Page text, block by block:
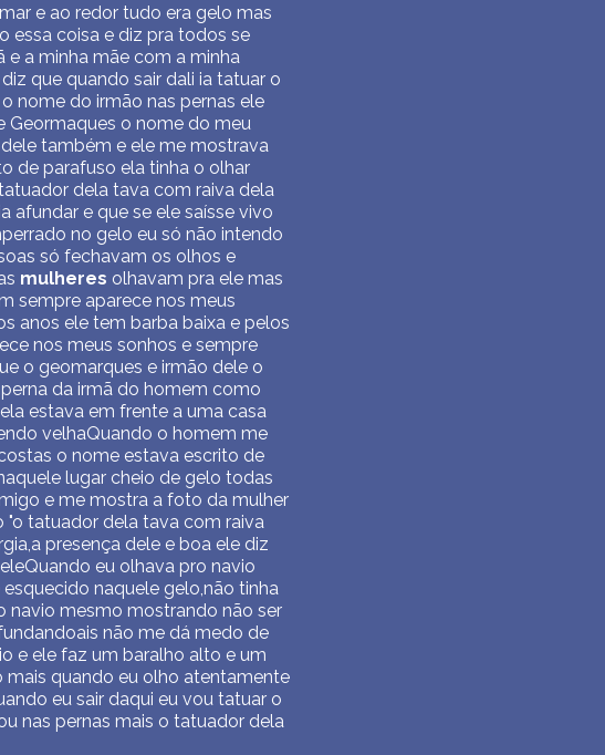
e ao redor tudo era gelo mas
essa coisa e diz pra todos se
e a minha mãe com a minha
que quando sair dali ia tatuar o
nome do irmão nas pernas ele
Geormaques o nome do meu
também e ele me mostrava
de parafuso ela tinha o olhar
dela tava com raiva dela
afundar e que se ele saísse vivo
no gelo eu só não intendo
só fechavam os olhos e
mulheres olhavam pra ele mas
sempre aparece nos meus
anos ele tem barba baixa e pelos
nos meus sonhos e sempre
o geomarques e irmão dele o
da irmã do homem como
estava em frente a uma casa
velhaQuando o homem me
o nome estava escrito de
lugar cheio de gelo todas
e me mostra a foto da mulher
tatuador dela tava com raiva
presença dele e boa ele diz
eu olhava pro navio
naquele gelo,não tinha
navio mesmo mostrando não ser
não me dá medo de
e ele faz um baralho alto e um
quando eu olho atentamente
eu sair daqui eu vou tatuar o
nas pernas mais o tatuador dela